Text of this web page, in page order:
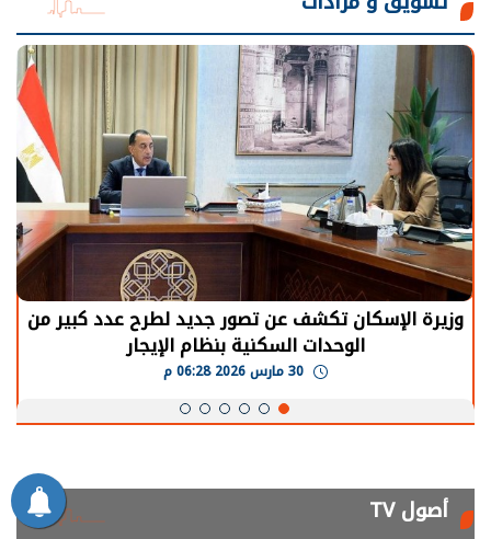
الرئيس السيسي: توقف الأنشطة في قطاع الطاقة
يحتاج إلى سنوات لعودة معدلات الإنتاج الطبيعية
أصول TV